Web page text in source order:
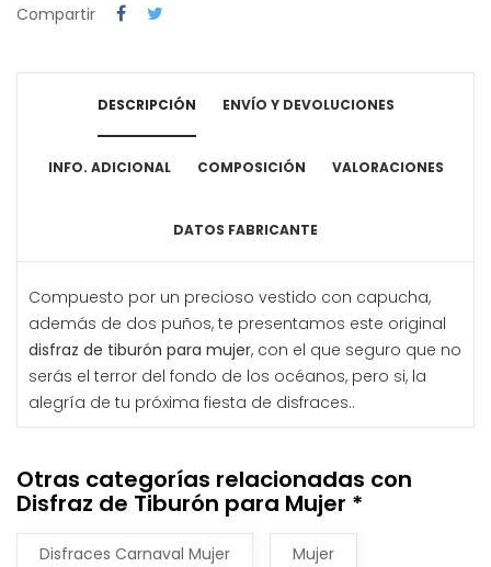
Compartir
DESCRIPCIÓN ENVÍO Y DEVOLUCIONES
INFO. ADICIONAL COMPOSICIÓN VALORACIONES
DATOS FABRICANTE
Compuesto por un precioso vestido con capucha,
además de dos puños, te presentamos este original
disfraz de tiburón para mujer, con el que seguro que no
serás el terror del fondo de los océanos, pero si, la
alegría de tu próxima fiesta de disfraces..
Otras categorías relacionadas con
Disfraz de Tiburón para Mujer *
Disfraces Carnaval Mujer Mujer